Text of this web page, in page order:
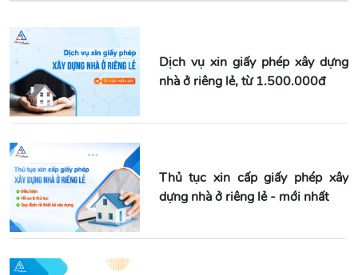
Dịch vụ xin giấy phép xây dựng
nhà ở riêng lẻ, từ 1.500.000đ
Thủ tục xin cấp giấy phép xây
dựng nhà ở riêng lẻ - mới nhất